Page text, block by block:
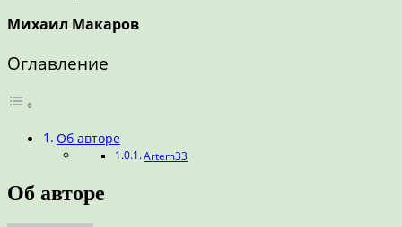
Михаил Макаров
Оглавление
Об авторе
Artem33
Об авторе